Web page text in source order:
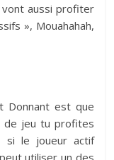
vont aussi profiter
», Mouahahah,
Donnant est que
de jeu tu profites
si le joueur actif
utiliser un des